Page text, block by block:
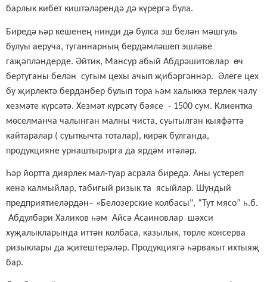
барлык кибет киштәләрендә дә күрергә була.
Биредә һәр кешенең нинди дә булса эш белән мәшгуль
булуы аеруча, туганнарның бердәмләшеп эшләве
гаҗәпләндерде. Әйтик, Мансур абый Абдрәшитовлар өч
бертуганы белән сугым цехы ачып җибәргәннәр. Әлеге цех
бу җирлектә бердәнбер булып тора һәм халыкка терлек чалу
хезмәте күрсәтә. Хезмәт күрсәтү бәясе - 1500 сум. Клиентка
мөселманча чалынган малны чиста, суытылган кыяфәттә
кайтаралар ( суыткычта тоталар), кирәк булганда,
продукцияне урнаштырырга да ярдәм итәләр.
Һәр йортта диярлек мал-туар асрала биредә. Аны үстереп
кенә калмыйлар, табигый ризык та ясыйлар. Шундый
предприятиеләрдән– «Белозерские колбасы", “Тут мясо” һ.б.
Абдулбари Халиков һәм Айсә Асаиновлар шәхси
хуҗалыкларында иттән колбаса, казылык, төрле консерва
ризыклары да җитештерәләр. Продукциягә һәрвакыт ихтыяҗ
бар.